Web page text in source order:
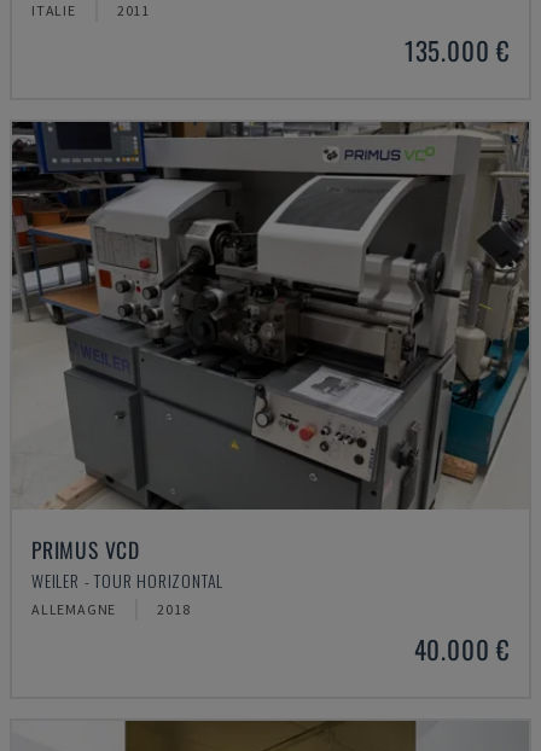
ITALIE 2011
135.000 €
PRIMUS VCD
WEILER - TOUR HORIZONTAL
ALLEMAGNE 2018
40.000 €